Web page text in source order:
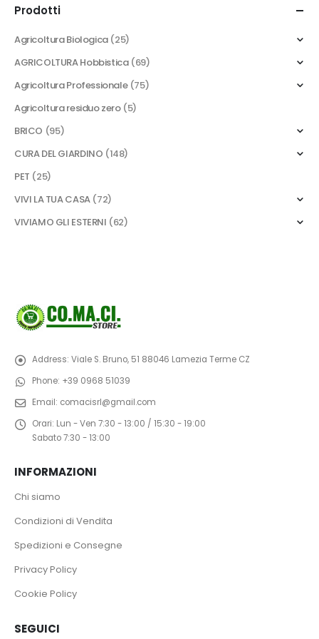
Prodotti
Agricoltura Biologica (25)
AGRICOLTURA Hobbistica (69)
Agricoltura Professionale (75)
Agricoltura residuo zero (5)
BRICO (95)
CURA DEL GIARDINO (148)
PET (25)
VIVI LA TUA CASA (72)
VIVIAMO GLI ESTERNI (62)
Address: Viale S. Bruno, 51 88046 Lamezia Terme CZ
Phone: +39 0968 51039
Email: comacisrl@gmail.com
Orari: Lun - Ven 7:30 - 13:00 / 15:30 - 19:00
Sabato 7:30 - 13:00
INFORMAZIONI
Chi siamo
Condizioni di Vendita
Spedizioni e Consegne
Privacy Policy
Cookie Policy
SEGUICI